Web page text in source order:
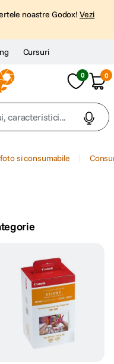
noastre Godox! Vezi
Cursuri
0 0
si consumabile